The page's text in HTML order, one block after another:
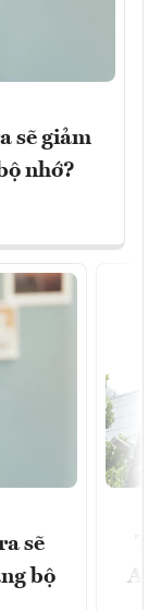
sẽ giảm
nhớ?
sẽ
bộ